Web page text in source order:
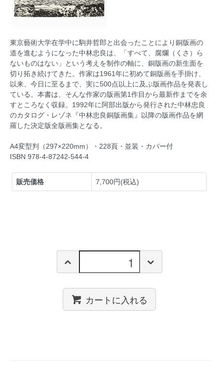
東京藝術大学在学中に駒井哲郎と出会ったことにより銅版画の
道を進むようになった中林忠良は、「すべて、腐爛（くさ）ら
ないものはない」という考えを制作の軸に、銅版画の新生面を
切り拓き続けてきた。作家は1961年に初めて銅版画を手掛け、
以来、今日に至るまで、実に500点以上に及ぶ版画作品を発表し
ている。本書は、そんな作家の版画第1作目から最新作までを余
すところなく収録。1992年に阿部出版から発行された中林忠良
のカタログ・レゾネ『中林忠良銅版画集』以降の版画作品を網
羅した決定版全版画集となる。
A4変型判（297×220mm）・228頁・並装・カバー付
ISBN 978-4-87242-544-4
販売価格 7,700円(税込)
カートに入れる